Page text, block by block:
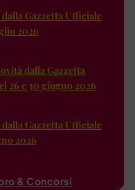
Gazzetta Ufficiale
2026
dalla Gazzetta
26 e 30 giugno 2026
Gazzetta Ufficiale
2026
& Concorsi